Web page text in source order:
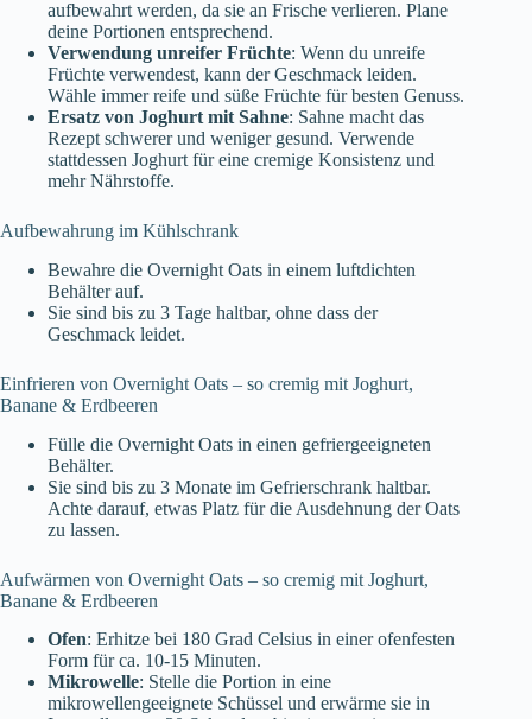
aufbewahrt werden, da sie an Frische verlieren. Plane
deine Portionen entsprechend.
Verwendung unreifer Früchte: Wenn du unreife
Früchte verwendest, kann der Geschmack leiden.
Wähle immer reife und süße Früchte für besten Genuss.
Ersatz von Joghurt mit Sahne: Sahne macht das
Rezept schwerer und weniger gesund. Verwende
stattdessen Joghurt für eine cremige Konsistenz und
mehr Nährstoffe.
Aufbewahrung im Kühlschrank
Bewahre die Overnight Oats in einem luftdichten
Behälter auf.
Sie sind bis zu 3 Tage haltbar, ohne dass der
Geschmack leidet.
Einfrieren von Overnight Oats – so cremig mit Joghurt,
Banane & Erdbeeren
Fülle die Overnight Oats in einen gefriergeeigneten
Behälter.
Sie sind bis zu 3 Monate im Gefrierschrank haltbar.
Achte darauf, etwas Platz für die Ausdehnung der Oats
zu lassen.
Aufwärmen von Overnight Oats – so cremig mit Joghurt,
Banane & Erdbeeren
Ofen: Erhitze bei 180 Grad Celsius in einer ofenfesten
Form für ca. 10-15 Minuten.
Mikrowelle: Stelle die Portion in eine
mikrowellengeeignete Schüssel und erwärme sie in